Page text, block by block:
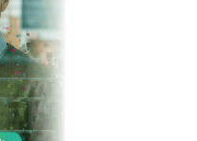
dveří
2026?